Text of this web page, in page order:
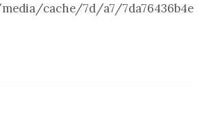
cache/7d/a7/